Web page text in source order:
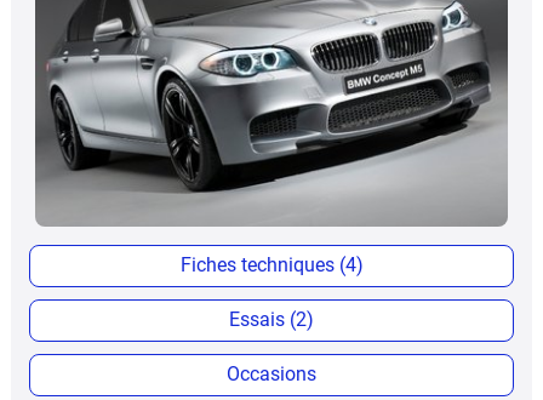
Fiches techniques (4)
Essais (2)
Occasions